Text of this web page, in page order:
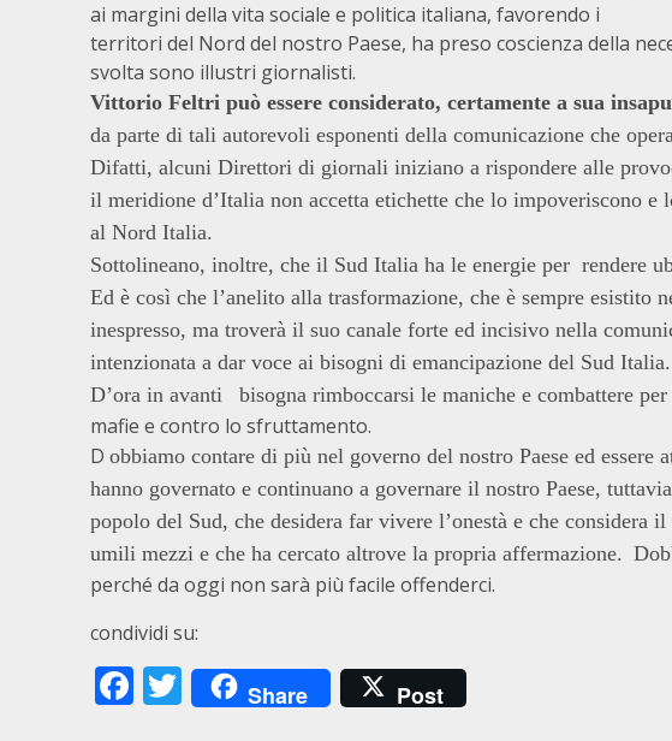
ai margini della vita sociale e politica italiana, favorendo i
territori del Nord del nostro Paese, ha preso coscienza della
svolta sono illustri giornalisti.
Vittorio Feltri può essere considerato, certamente a sua
da parte di tali autorevoli esponenti della comunicazione che
Difatti, alcuni Direttori di giornali iniziano a rispondere alle
il meridione d’Italia non accetta etichette che lo impoveriscono
al Nord Italia.
Sottolineano, inoltre, che il Sud Italia ha le energie per rendere
Ed è così che l’anelito alla trasformazione, che è sempre esistito
inespresso, ma troverà il suo canale forte ed incisivo nella
intenzionata a dar voce ai bisogni di emancipazione del Sud Italia.
D’ora in avanti
bisogna rimboccarsi le maniche e combattere per
mafie e contro lo sfruttamento.
D obbiamo contare di più nel governo del nostro Paese ed
hanno governato e continuano a governare il nostro Paese,
popolo del Sud, che desidera far vivere l’onestà e che considera
umili mezzi e che ha cercato altrove la propria affermazione.
perché da oggi non sarà più facile offenderci.
condividi su:
Facebook
Twitter
Share Post